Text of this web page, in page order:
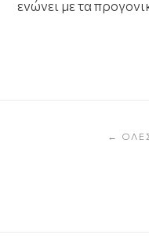
ενώνει με τα
←